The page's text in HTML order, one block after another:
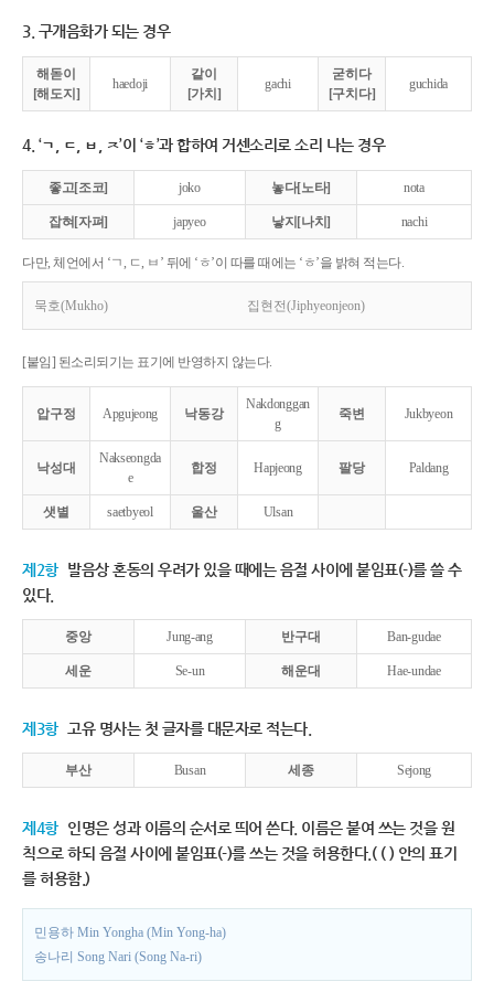
3. 구개음화가 되는 경우
해돋이
[해도지]
haedoji
같이
[가치]
gachi
굳히다
[구치다]
guchida
4. ‘ㄱ, ㄷ, ㅂ, ㅈ’이 ‘ㅎ’과 합하여 거센소리로 소리 나는 경우
좋고[조코] joko 놓다[노타] nota
잡혀[자펴] japyeo 낳지[나치] nachi
다만, 체언에서 ‘ㄱ, ㄷ, ㅂ’ 뒤에 ‘ㅎ’이 따를 때에는 ‘ㅎ’을 밝혀 적는다.
묵호(Mukho) 집현전(Jiphyeonjeon)
[붙임] 된소리되기는 표기에 반영하지 않는다.
압구정 Apgujeong 낙동강
Nakdonggan
g
죽변 Jukbyeon
낙성대
Nakseongda
e
합정 Hapjeong 팔당 Paldang
샛별 saetbyeol 울산 Ulsan
제2항 발음상 혼동의 우려가 있을 때에는 음절 사이에 붙임표(-)를 쓸 수
있다.
중앙 Jung-ang 반구대 Ban-gudae
세운 Se-un 해운대 Hae-undae
제3항 고유 명사는 첫 글자를 대문자로 적는다.
부산 Busan 세종 Sejong
제4항 인명은 성과 이름의 순서로 띄어 쓴다. 이름은 붙여 쓰는 것을 원
칙으로 하되 음절 사이에 붙임표(-)를 쓰는 것을 허용한다.( ( ) 안의 표기
를 허용함.)
민용하 Min Yongha (Min Yong-ha)
송나리 Song Nari (Song Na-ri)